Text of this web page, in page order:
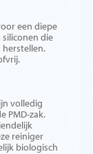
een diepe
die
volledig
PMD-zak.
reiniger
biologisch